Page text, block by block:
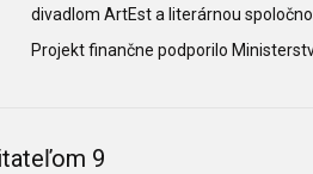
divadlom ArtEst a literárnou
Projekt finančne podporilo
9